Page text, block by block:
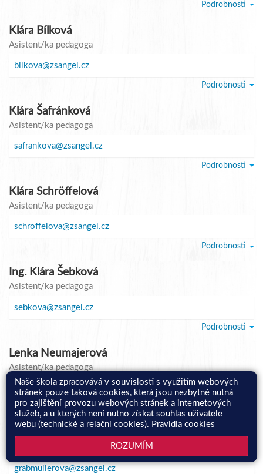
Podrobnosti
Klára Bílková
Asistent/ka pedagoga
bilkova@zsangel.cz
Podrobnosti
Klára Šafránková
Asistent/ka pedagoga
safrankova@zsangel.cz
Podrobnosti
Klára Schröffelová
Asistent/ka pedagoga
schroffelova@zsangel.cz
Podrobnosti
Ing. Klára Šebková
Asistent/ka pedagoga
sebkova@zsangel.cz
Podrobnosti
Lenka Neumajerová
Asistent/ka pedagoga
neumajerova@zsangel.cz
Podrobnosti
Lucie Grabmüllerová
grabmullerova@zsangel.cz
Naše škola zpracovává v souvislosti s využitím webových
stránek pouze taková cookies, která jsou nezbytně nutná
pro zajištění provozu webových stránek a internetových
služeb, a u kterých není nutno získat souhlas uživatele
webu (technické a relační cookies). Pravidla cookies
ROZUMÍM